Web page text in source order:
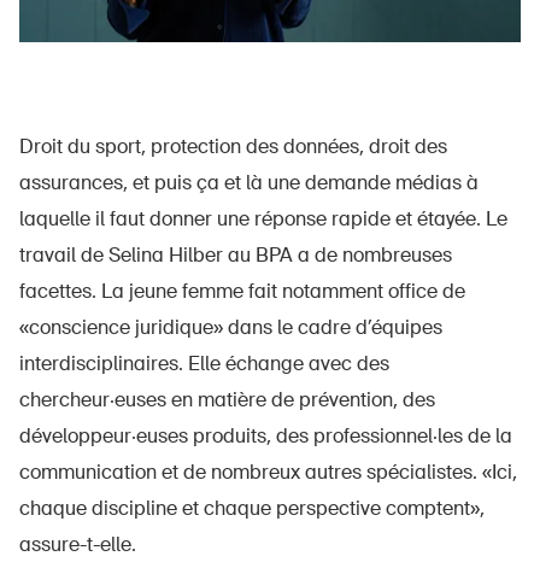
Cours et événements
Délégués à la sécurité et communes
Droit du sport, protection des données, droit des
assurances, et puis ça et là une demande médias à
laquelle il faut donner une réponse rapide et étayée. Le
travail de Selina Hilber au BPA a de nombreuses
facettes. La jeune femme fait notamment office de
«conscience juridique» dans le cadre d’équipes
interdisciplinaires. Elle échange avec des
chercheur·euses en matière de prévention, des
développeur·euses produits, des professionnel·les de la
communication et de nombreux autres spécialistes. «Ici,
chaque discipline et chaque perspective comptent»,
assure-t-elle.